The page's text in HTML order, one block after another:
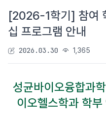
[2026-1학기] 참여
십 프로그램 안내
2026.03.30 1,365
성균바이오융합과
이오헬스학과 학